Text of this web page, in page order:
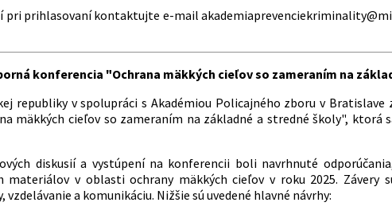
pri prihlasovaní kontaktujte e-mail
konferencia "Ochrana mäkkých cieľov so zameraním na
republiky v spolupráci s Akadémiou Policajného zboru v Bratislave
mäkkých cieľov so zameraním na základné a stredné školy", ktorá
diskusií a vystúpení na konferencii boli navrhnuté
materiálov v oblasti ochrany mäkkých cieľov v roku 2025. Závery
a komunikáciu. Nižšie sú uvedené hlavné návrhy: